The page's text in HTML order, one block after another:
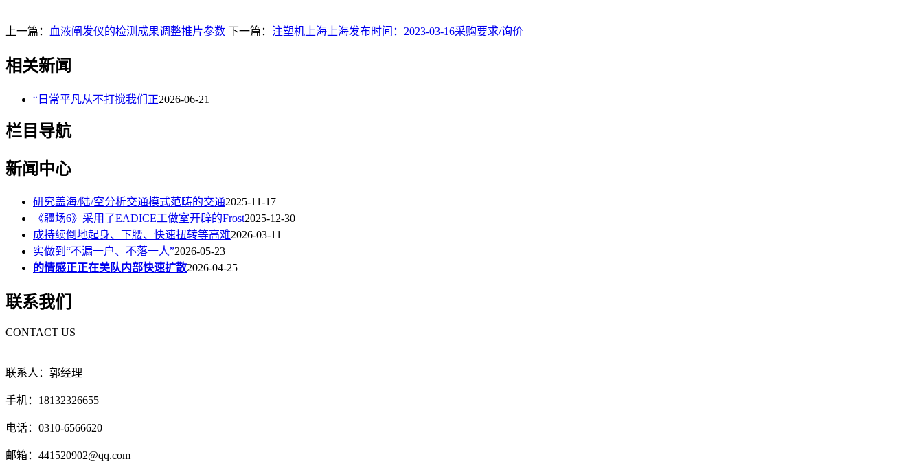
上一篇： 血液阐发仪的检测成果调整推片参数 下一篇： 注塑机上海上海发布时间：2023-03-16采购要求/询价
相关新闻
“日常平凡从不打搅我们正2026-06-21
栏目导航
新闻中心
研究盖海/陆/空分析交通模式范畴的交通2025-11-17
《疆场6》采用了EADICE工做室开辟的Frost2025-12-30
成持续倒地起身、下腰、快速扭转等高难2026-03-11
实做到“不漏一户、不落一人”2026-05-23
的情感正正在美队内部快速扩散2026-04-25
联系我们
CONTACT US
联系人：郭经理
手机：18132326655
电话：0310-6566620
邮箱：441520902@qq.com